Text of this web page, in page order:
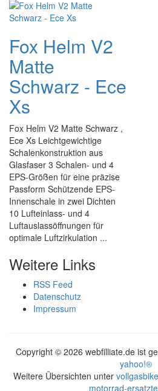
Fox Helm V2
Matte
Schwarz - Ece
Xs
Fox Helm V2 Matte Schwarz ,
Ece Xs Leichtgewichtige
Schalenkonstruktion aus
Glasfaser 3 Schalen- und 4
EPS-Größen für eine präzise
Passform Schützende EPS-
Innenschale in zwei Dichten
10 Lufteinlass- und 4
Luftauslassöffnungen für
optimale Luftzirkulation ...
Weitere Links
RSS Feed
Datenschutz
Impressum
Copyright © 2026 webfilliate.de ist
yahoo!®
Weitere Übersichten unter
motorrad-